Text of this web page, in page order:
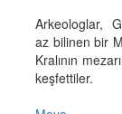
Arkeologlar,
az bilinen bir
Kralının
keşfettiler.